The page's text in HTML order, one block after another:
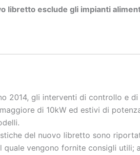
libretto esclude gli impianti
2014, gli interventi di controllo e
di 10kW ed estivi di
del nuovo libretto sono
quale vengono fornite consigli utili;